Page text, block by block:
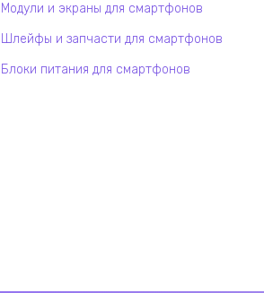
Модули и экраны для смартфонов
Шлейфы и запчасти для смартфонов
Блоки питания для смартфонов